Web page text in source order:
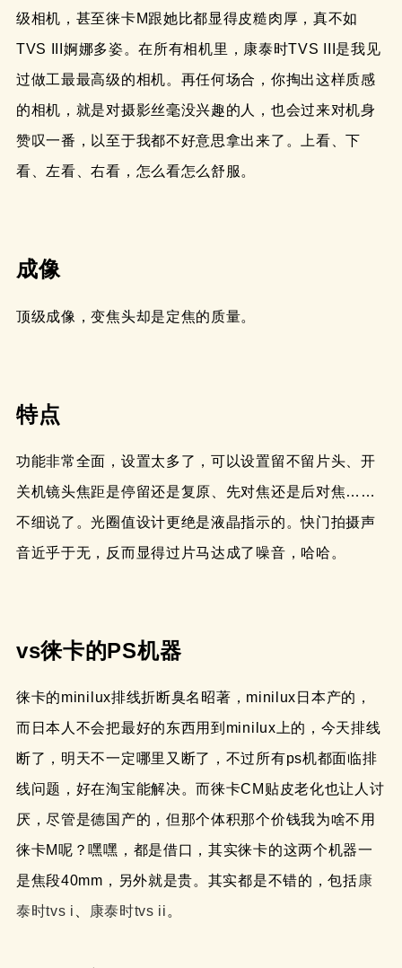
级相机，甚至徕卡M跟她比都显得皮糙肉厚，真不如
TVS III婀娜多姿。在所有相机里，康泰时TVS III是我见
过做工最最高级的相机。再任何场合，你掏出这样质感
的相机，就是对摄影丝毫没兴趣的人，也会过来对机身
赞叹一番，以至于我都不好意思拿出来了。上看、下
看、左看、右看，怎么看怎么舒服。
成像
顶级成像，变焦头却是定焦的质量。
特点
功能非常全面，设置太多了，可以设置留不留片头、开
关机镜头焦距是停留还是复原、先对焦还是后对焦……
不细说了。光圈值设计更绝是液晶指示的。快门拍摄声
音近乎于无，反而显得过片马达成了噪音，哈哈。
vs徕卡的PS机器
徕卡的minilux排线折断臭名昭著，minilux日本产的，
而日本人不会把最好的东西用到minilux上的，今天排线
断了，明天不一定哪里又断了，不过所有ps机都面临排
线问题，好在淘宝能解决。而徕卡CM贴皮老化也让人讨
厌，尽管是德国产的，但那个体积那个价钱我为啥不用
徕卡M呢？嘿嘿，都是借口，其实徕卡的这两个机器一
是焦段40mm，另外就是贵。其实都是不错的，包括康
泰时tvs i
康泰时tvs ii 。